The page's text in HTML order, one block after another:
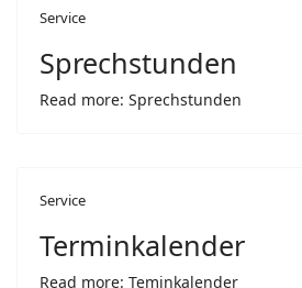
Service
Sprechstunden
Read more: Sprechstunden
Service
Terminkalender
Read more: Teminkalender